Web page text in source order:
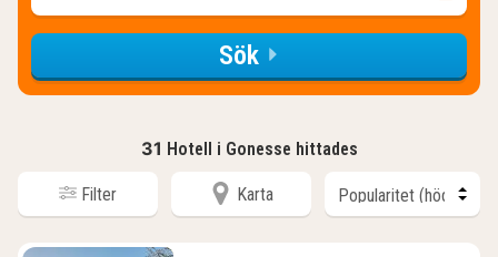
Sök
31 Hotell i Gonesse hittades
Filter Karta